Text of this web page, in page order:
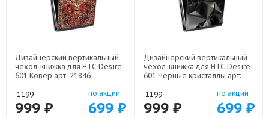
Дизайнерский вертикальный
чехол-книжка для HTC Desire
601 Ковер арт: 21846
1199
999 ₽
по акции
699 ₽
Дизайнерский вертикальный
чехол-книжка для HTC Desire
601 Черные кристаллы арт:
1199
999 ₽
по акции
699 ₽